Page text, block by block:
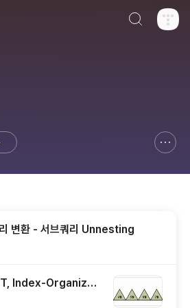
변환 - 서브쿼리 Unnesting
Index-Organized